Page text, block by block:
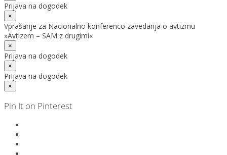
Prijava na dogodek
×
Vprašanje za Nacionalno konferenco zavedanja o avtizmu
»Avtizem – SAM z drugimi«
×
Prijava na dogodek
×
Prijava na dogodek
×
Pin It on Pinterest